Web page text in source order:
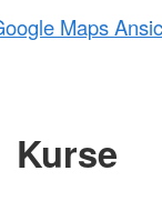
Maps
Kurse